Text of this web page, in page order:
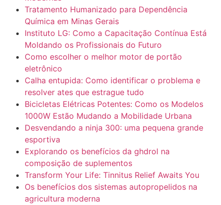
Tratamento Humanizado para Dependência
Química em Minas Gerais
Instituto LG: Como a Capacitação Contínua Está
Moldando os Profissionais do Futuro
Como escolher o melhor motor de portão
eletrônico
Calha entupida: Como identificar o problema e
resolver ates que estrague tudo
Bicicletas Elétricas Potentes: Como os Modelos
1000W Estão Mudando a Mobilidade Urbana
Desvendando a ninja 300: uma pequena grande
esportiva
Explorando os benefícios da ghdrol na
composição de suplementos
Transform Your Life: Tinnitus Relief Awaits You
Os benefícios dos sistemas autopropelidos na
agricultura moderna